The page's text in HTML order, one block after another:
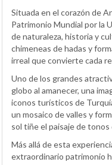
Situada en el corazón de
Patrimonio Mundial por la
de naturaleza, historia y
chimeneas de hadas y
irreal que convierte cada
Uno de los grandes
globo al amanecer, una
iconos turísticos de
un mosaico de valles y
sol tiñe el paisaje de tonos
Más allá de esta
extraordinario patrimonio